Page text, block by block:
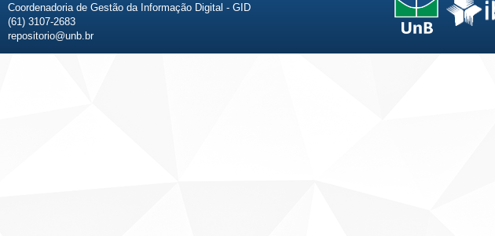
Coordenadoria de Gestão da Informação Digital - GID
(61) 3107-2683
repositorio@unb.br